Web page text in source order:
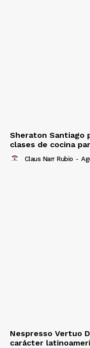
Sheraton Santiago
clases de cocina
Claus Narr Rubio -
Nespresso Vertuo
carácter